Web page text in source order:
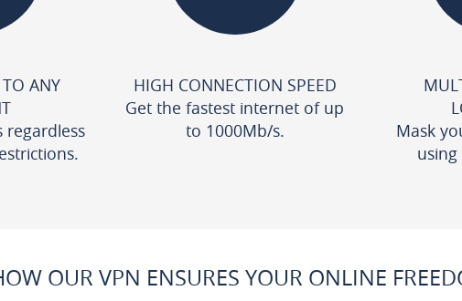
TO ANY
regardless
HIGH CONNECTION SPEED
Get the fastest internet of up
to 1000Mb/s.
Mask
OUR VPN ENSURES YOUR ONLINE